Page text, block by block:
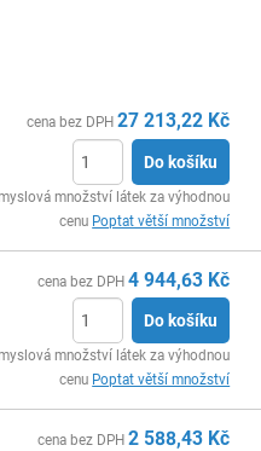
cena bez DPH 27 213,22 Kč
Do košíku
množství látek za výhodnou
cenu Poptat větší množství
cena bez DPH 4 944,63 Kč
Do košíku
množství látek za výhodnou
cenu Poptat větší množství
cena bez DPH 2 588,43 Kč